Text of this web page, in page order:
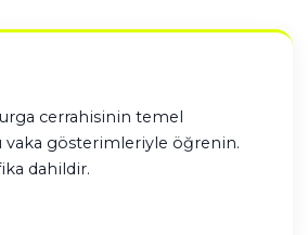
cerrahisinin temel
vaka gösterimleriyle öğrenin.
dahildir.